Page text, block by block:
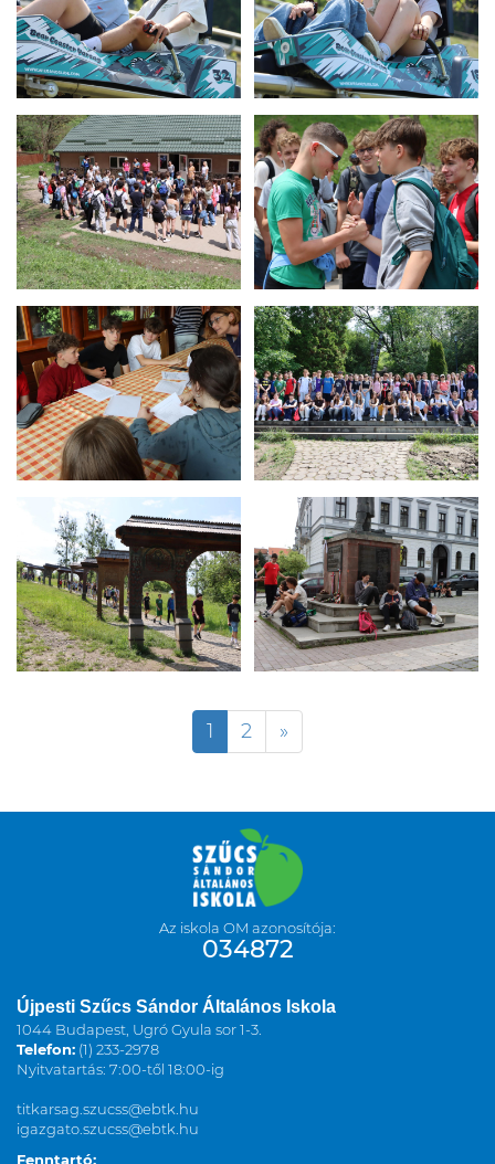
1 2 »
Az iskola OM azonosítója:
034872
Újpesti Szűcs Sándor Általános Iskola
1044 Budapest, Ugró Gyula sor 1-3.
Telefon: (1) 233-2978
Nyitvatartás: 7:00-től 18:00-ig
titkarsag.szucss@ebtk.hu
igazgato.szucss@ebtk.hu
Fenntartó: